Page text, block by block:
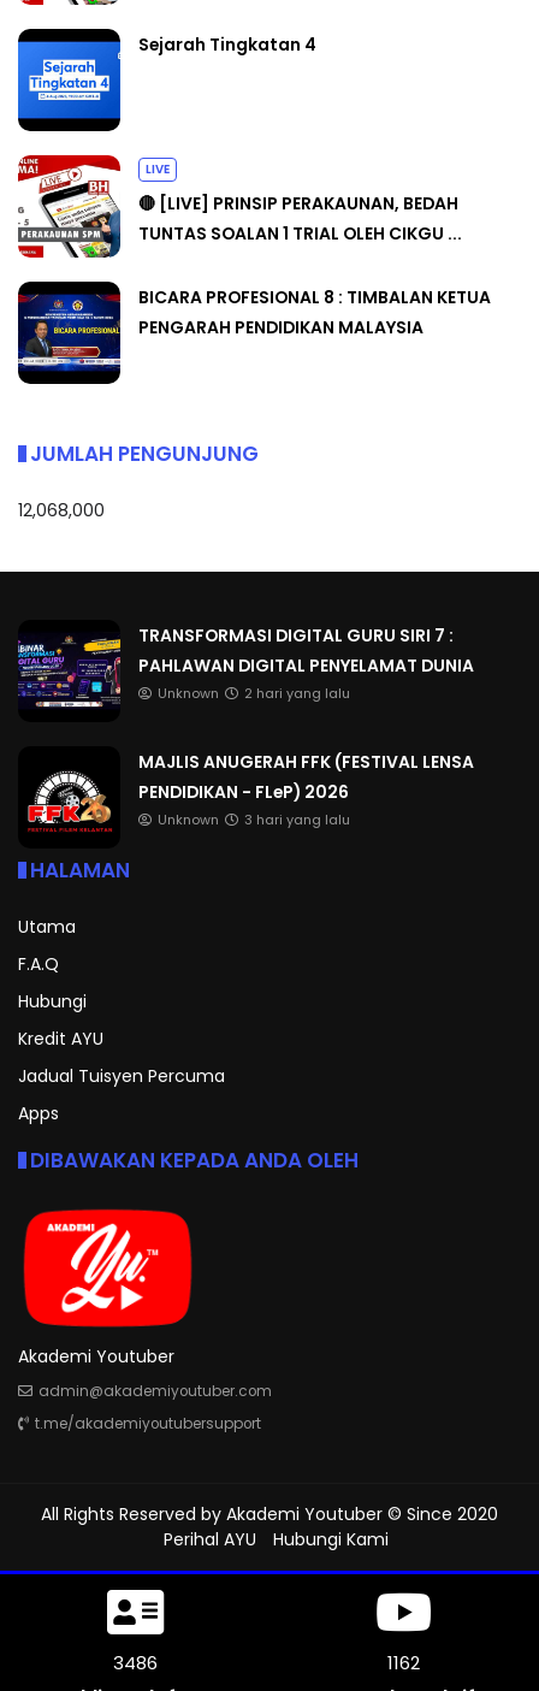
Sejarah Tingkatan 4
LIVE
🔴 [LIVE] PRINSIP PERAKAUNAN, BEDAH
TUNTAS SOALAN 1 TRIAL OLEH CIKGU ...
BICARA PROFESIONAL 8 : TIMBALAN KETUA
PENGARAH PENDIDIKAN MALAYSIA
JUMLAH PENGUNJUNG
12,068,000
TRANSFORMASI DIGITAL GURU SIRI 7 :
PAHLAWAN DIGITAL PENYELAMAT DUNIA
Unknown 2 hari yang lalu
MAJLIS ANUGERAH FFK (FESTIVAL LENSA
PENDIDIKAN - FLeP) 2026
Unknown 3 hari yang lalu
HALAMAN
Utama
F.A.Q
Hubungi
Kredit AYU
Jadual Tuisyen Percuma
Apps
DIBAWAKAN KEPADA ANDA OLEH
Akademi Youtuber
admin@akademiyoutuber.com
t.me/akademiyoutubersupport
All Rights Reserved by Akademi Youtuber © Since 2020
Perihal AYU
Hubungi Kami
3903 1301